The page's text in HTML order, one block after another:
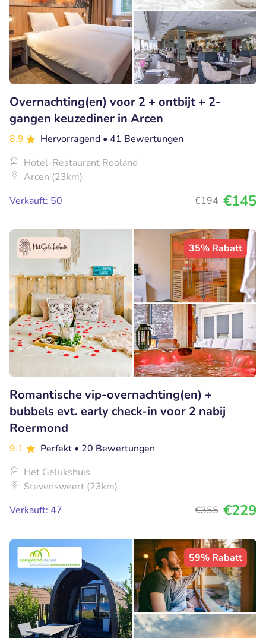
Overnachting(en) voor 2 + ontbijt + 2-
gangen keuzediner in Arcen
8.9 Hervorragend • 41 Bewertungen
Hotel-Restaurant Rooland
Arcen (23km)
Verkauft: 50
€194 €145
35% Rabatt
Romantische vip-overnachting(en) +
bubbels evt. early check-in voor 2 nabij
Roermond
9.1 Perfekt • 20 Bewertungen
Het Gelukshuis
Stevensweert (23km)
Verkauft: 47
€355 €229
59% Rabatt